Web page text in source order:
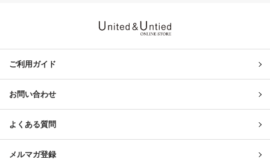
ご利用ガイド
お問い合わせ
よくある質問
メルマガ登録